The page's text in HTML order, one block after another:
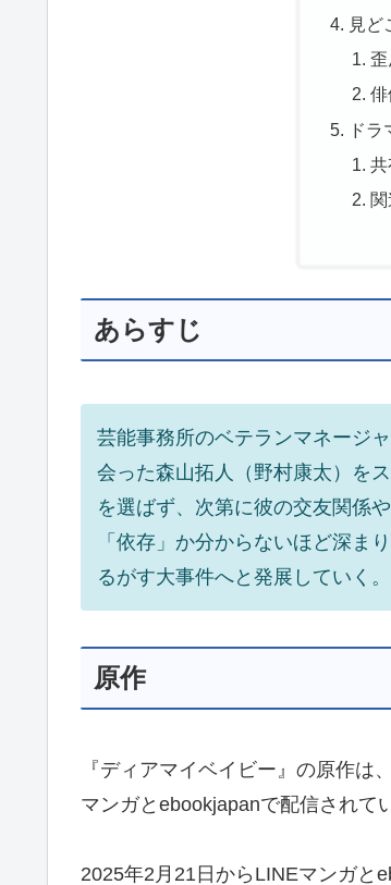
見ど
歪
俳
ド
共
関
あらすじ
芸能事務所のベテランマネージ
会った森山拓人（野村康太）を
を選ばず、次第に彼の交友関係
「依存」か分からないほど深ま
るがす大事件へと発展していく。
原作
『ディアマイベイビー』の原作
マンガとebookjapanで配信されて
2025年2月21日からLINEマンガと